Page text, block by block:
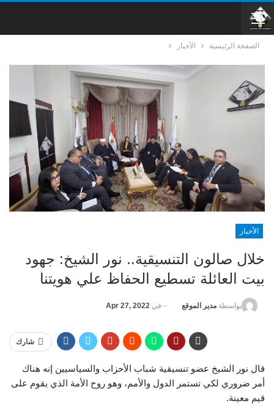
الصفحة الرئيسية الأخبار
الأخبار
خلال صالون التنسيقية.. نور الشيخ: جهود
بيت العائلة تسطيع الحفاظ علي هويتنا
بواسطة مدير الموقع في Apr 27, 2022
شارك
قال نور الشيخ عضو تنسيقية شباب الأحزاب والسياسيين إنه هناك
أمر ضروري لكي تستمر الدول والأمم، وهو روح الأمة الذي يقوم على
قيم معينة.